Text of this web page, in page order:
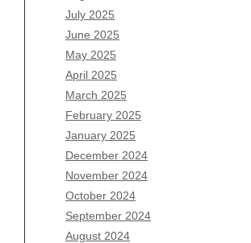
July 2025
June 2025
May 2025
April 2025
March 2025
February 2025
January 2025
December 2024
November 2024
October 2024
September 2024
August 2024
May 2026
April 2026
March 2026
February 2026
January 2026
December 2025
November 2025
October 2025
September 2025
August 2025
July 2025
June 2025